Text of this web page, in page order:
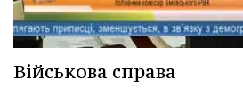
Військова справа